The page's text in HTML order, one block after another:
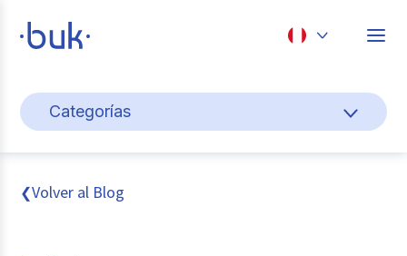
Perú
Categorías
Gestión de personas
Cultura y bienestar laboral
❮Volver al Blog